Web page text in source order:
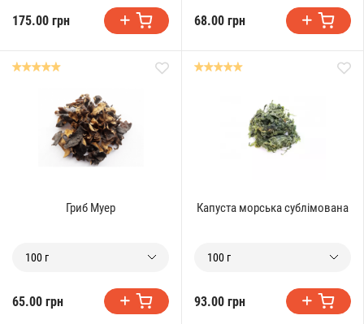
175.00 грн 68.00 грн
Гриб Муер
100 г
65.00 грн
Капуста морська сублімована
100 г
93.00 грн